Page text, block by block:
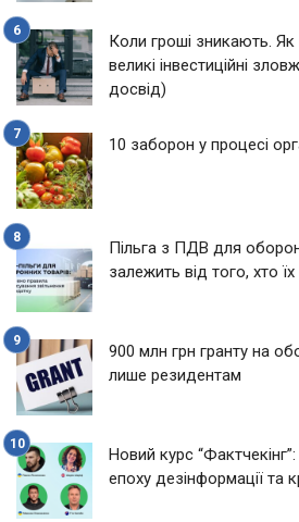
Коли гроші зникають.
великі інвестиційні
досвід)
10 заборон у процесі
Пільга з ПДВ для
залежить від того, хто
900 млн грн гранту на
лише резидентам
Новий курс
епоху дезінформації та